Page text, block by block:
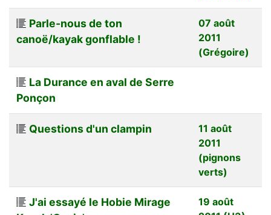
Parle-nous de ton
canoë/kayak gonflable !
07 août
2011
(Grégoire)
La Durance en aval de Serre
Ponçon
Questions d'un clampin
11 août
2011
(pignons
verts)
J'ai essayé le Hobie Mirage
19 août